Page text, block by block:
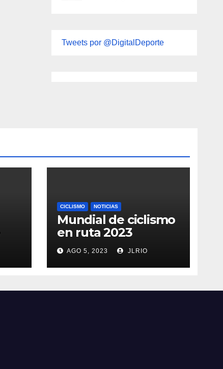
Tweets por @DigitalDeporte
CICLISMO NOTICIAS
Mundial de ciclismo
en ruta 2023
AGO 5, 2023 JLRIO